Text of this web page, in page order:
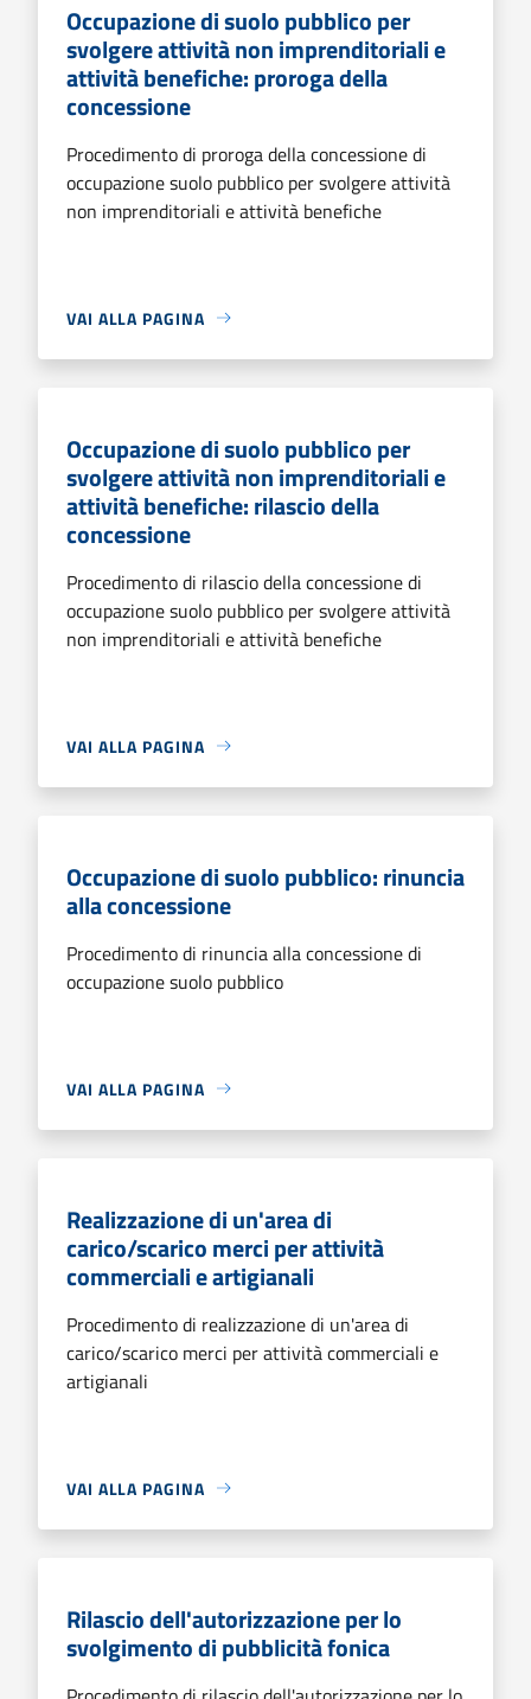
Occupazione di suolo pubblico per
svolgere attività non imprenditoriali e
attività benefiche: proroga della
concessione
Procedimento di proroga della concessione di
occupazione suolo pubblico per svolgere attività
non imprenditoriali e attività benefiche
VAI ALLA PAGINA
Occupazione di suolo pubblico per
svolgere attività non imprenditoriali e
attività benefiche: rilascio della
concessione
Procedimento di rilascio della concessione di
occupazione suolo pubblico per svolgere attività
non imprenditoriali e attività benefiche
VAI ALLA PAGINA
Occupazione di suolo pubblico: rinuncia
alla concessione
Procedimento di rinuncia alla concessione di
occupazione suolo pubblico
VAI ALLA PAGINA
Realizzazione di un'area di
carico/scarico merci per attività
commerciali e artigianali
Procedimento di realizzazione di un'area di
carico/scarico merci per attività commerciali e
artigianali
VAI ALLA PAGINA
Rilascio dell'autorizzazione per lo
svolgimento di pubblicità fonica